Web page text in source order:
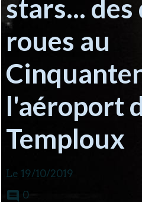
stars...
roues au
l'aéroport
Temploux
Le 19/10/2019
0